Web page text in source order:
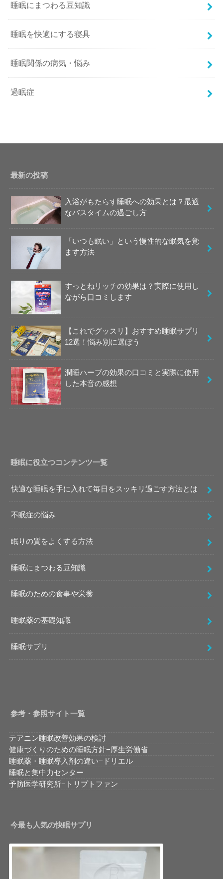
睡眠にまつわる豆知識
睡眠を快適にする寝具
睡眠関係の病気・悩み
過眠症
最新の投稿
入浴がもたらす睡眠への効果とは？最適
なバスタイムの過ごし方
「いつも眠い」という慢性的な眠気を覚
ます方法
すっとねリッチの効果は？実際に使用し
ながら口コミします
【これでグッスリ】おすすめ睡眠サプリ
12選！悩み別に選ぼう
潤睡ハーブの効果の口コミと実際に使用
した本音の感想
睡眠に役立つコンテンツ一覧
快適な睡眠を手に入れて毎日をスッキリ過ごす方法とは
不眠症の悩み
眠りの質をよくする方法
睡眠にまつわる豆知識
睡眠のための食事や栄養
睡眠薬の基礎知識
睡眠サプリ
参考・参照サイト一覧
テアニン睡眠改善効果の検討
健康づくりのための睡眠方針−厚生労働省
睡眠薬・睡眠導入剤の違い−ドリエル
睡眠と集中力センター
予防医学研究所−トリプトファン
今最も人気の快眠サプリ